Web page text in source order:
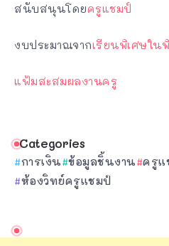
สนับสนุนโดยครูแชมป์
งบประมาณจากเรียนพิเศษใน
แฟ้มสะสมผลงานครู
Categories
การเงิน ข้อมูลชิ้นงาน ครูแ
ห้องวิทย์ครูแชมป์